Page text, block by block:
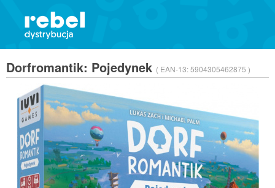
Dorfromantik: Pojedynek ( EAN-13:5904305462875 )